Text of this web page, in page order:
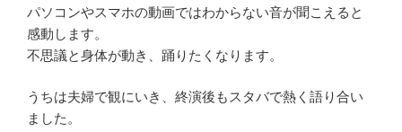
パソコンやスマホの動画ではわからない音が聞こえると
感動します。
不思議と身体が動き、踊りたくなります。
うちは夫婦で観にいき、終演後もスタバで熱く語り合い
ました。